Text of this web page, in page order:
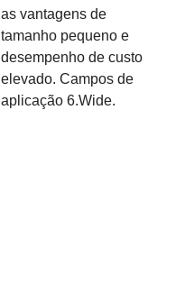
as vantagens de
tamanho pequeno e
desempenho de custo
elevado. Campos de
aplicação 6.Wide.